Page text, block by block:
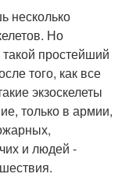
несколько
Но
простейший
того, как все
экзоскелеты
только в армии,
и людей -